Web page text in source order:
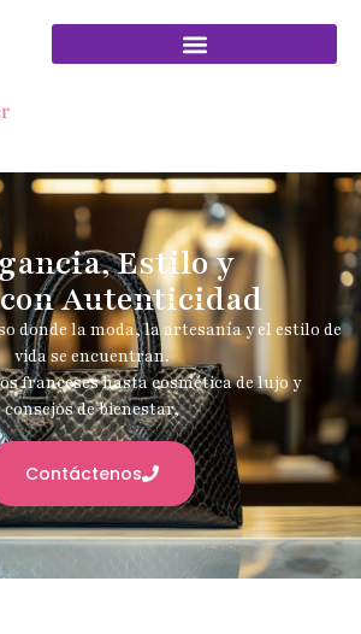
Estilo y
Autenticidad
donde la moda, la artesanía y el estilo de
vida se encuentran.
franceses hasta cosmética de lujo y
consejos de bienestar,
Contáctenos